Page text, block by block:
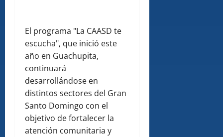
El programa "La CAASD te
escucha", que inició este
año en Guachupita,
continuará
desarrollándose en
distintos sectores del Gran
Santo Domingo con el
objetivo de fortalecer la
atención comunitaria y